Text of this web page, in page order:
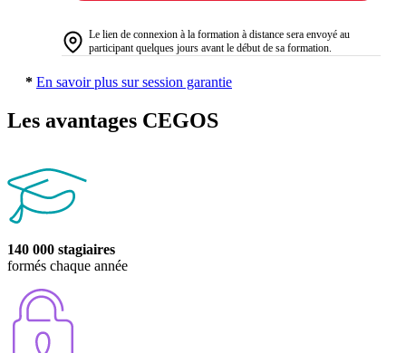
Le lien de connexion à la formation à distance sera envoyé au
participant quelques jours avant le début de sa formation.
* En savoir plus sur session garantie
Les avantages CEGOS
140 000 stagiaires
formés chaque année